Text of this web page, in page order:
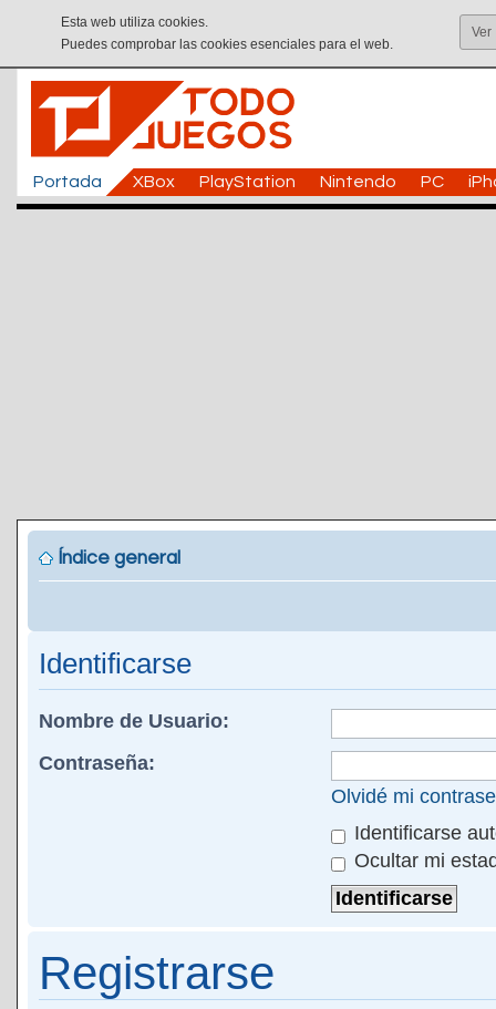
Esta web utiliza cookies.
Puedes comprobar las cookies esenciales para el web.
Ver
Portada XBox PlayStation Nintendo PC
Índice general
Identificarse
Nombre de Usuario:
Contraseña:
Olvidé mi
Identificarse
Ocultar mi
Registrarse